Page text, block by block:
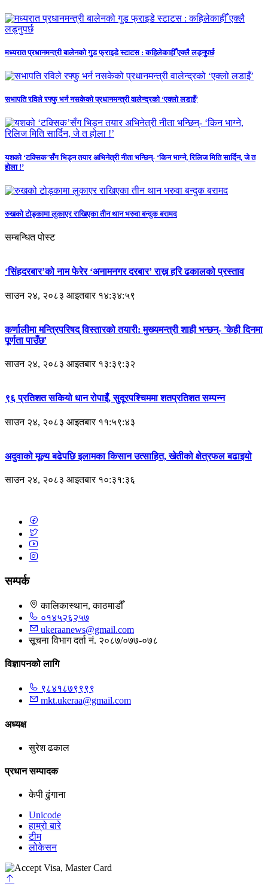
मध्यरात प्रधानमन्त्री बालेनको गुड फ्राइडे स्टाटस : कहिलेकाहीँ एक्लै लड्नुपर्छ
सभापति रविले रफ्फु भर्न नसकेको प्रधानमन्त्री वालेन्द्रको ‘एक्लो लडाइँ’
यशको ‘टक्सिक’सँग भिड्न तयार अभिनेत्री नीता भन्छिन्- ‘किन भाग्ने, रिलिज मिति सार्दिन, जे त
होला !’
रुखको टोड्कामा लुकाएर राखिएका तीन थान भरुवा बन्दुक बरामद
सम्बन्धित पोस्ट
‘सिंहदरबार’को नाम फेरेर ‘अनामनगर दरबार’ राख्न हरि ढकालको प्रस्ताव
साउन २४, २०८३ आइतबार १४:३४:५९
कर्णालीमा मन्त्रिपरिषद् विस्तारको तयारी: मुख्यमन्त्री शाही भन्छन्- 'केही दिनमा
पूर्णता पाउँछ'
साउन २४, २०८३ आइतबार १३:३९:३२
९६ प्रतिशत सकियो धान रोपाइँ, सुदूरपश्चिममा शतप्रतिशत सम्पन्न
साउन २४, २०८३ आइतबार ११:५९:४३
अदुवाको मूल्य बढेपछि इलामका किसान उत्साहित, खेतीको क्षेत्रफल बढाइयो
साउन २४, २०८३ आइतबार १०:३१:३६
सम्पर्क
कालिकास्थान, काठमाडौँ
०१४५२६२५७
ukeraanews@gmail.com
सूचना विभाग दर्ता नं. २०८७/०७७-०७८
विज्ञापनको लागि
९८४१८७९९९९
mkt.ukeraa@gmail.com
अध्यक्ष
सुरेश ढकाल
प्रधान सम्पादक
केपी ढुंगाना
Unicode
हाम्रो बारे
टीम
लोकेसन